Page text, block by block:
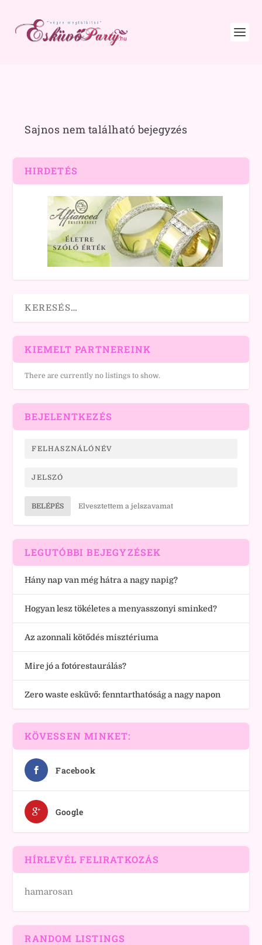
Sajnos nem található bejegyzés
HIRDETÉS
KIEMELT PARTNEREINK
There are currently no listings to show.
BEJELENTKEZÉS
BELÉPÉS Elvesztettem a jelszavamat
LEGUTÓBBI BEJEGYZÉSEK
Hány nap van még hátra a nagy napig?
Hogyan lesz tökéletes a menyasszonyi sminked?
Az azonnali kötődés misztériuma
Mire jó a fotórestaurálás?
Zero waste esküvő: fenntarthatóság a nagy napon
KÖVESSEN MINKET:
Facebook
Google
HÍRLEVÉL FELIRATKOZÁS
hamarosan
RANDOM LISTINGS